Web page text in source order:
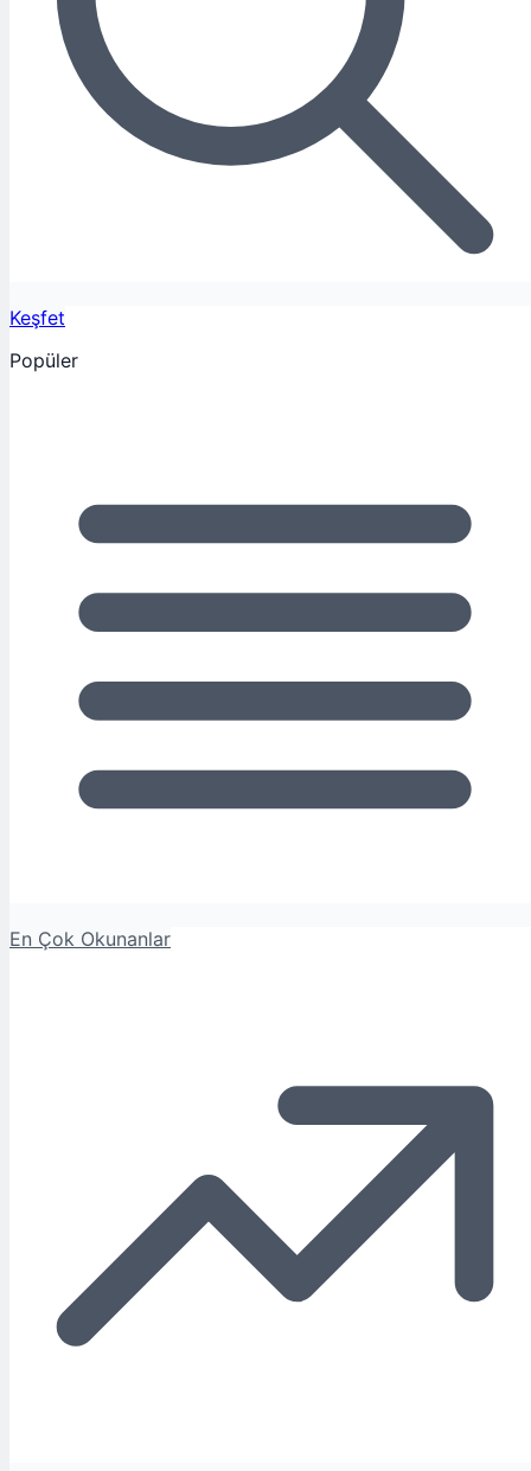
Keşfet
Popüler
En Çok Okunanlar